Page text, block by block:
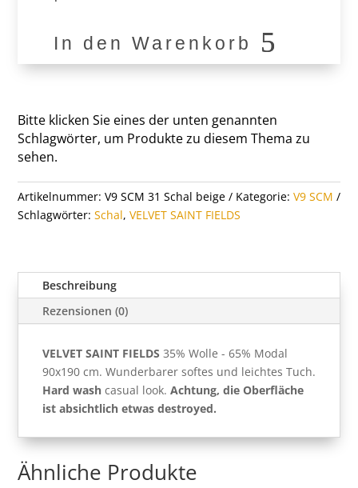
31
In den Warenkorb
Bitte klicken Sie eines der unten genannten
Schlagwörter, um Produkte zu diesem Thema zu
sehen.
Artikelnummer: V9 SCM 31 Schal beige Kategorie: V9 SCM
Schlagwörter: Schal, VELVET SAINT FIELDS
Beschreibung
Rezensionen (0)
VELVET SAINT FIELDS 35% Wolle - 65% Modal
90x190 cm. Wunderbarer softes und leichtes Tuch.
Hard wash casual look. Achtung, die Oberfläche
ist absichtlich etwas destroyed.
Ähnliche Produkte